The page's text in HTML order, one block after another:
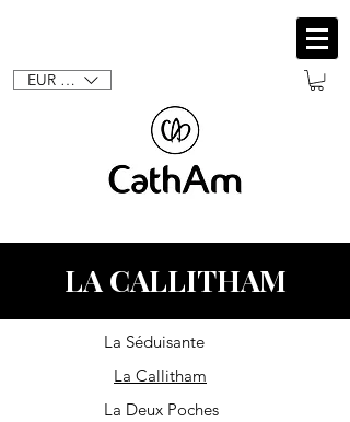
EUR (€)
LA CALLITHAM
La Séduisante
La Callitham
La Deux Poches